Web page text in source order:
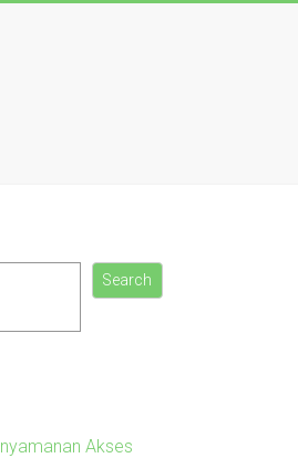
Search
Akses